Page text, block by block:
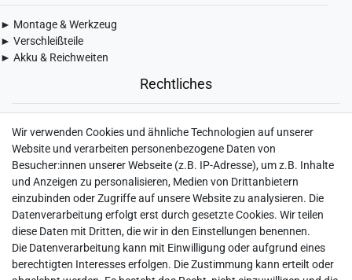
► Montage & Werkzeug
► Verschleißteile
► Akku & Reichweiten
Rechtliches
► Impressum
► Daten­schutz­erklärung
► AGB & Kundeninformation
► Barrierefreiheitserklärung
► Batterieentsorgung
► Kontakt
Mein Konto
Wir verwenden Cookies und ähnliche Technologien auf unserer
Website und verarbeiten personenbezogene Daten von
Besucher:innen unserer Webseite (z.B. IP-Adresse), um z.B. Inhalte
und Anzeigen zu personalisieren, Medien von Drittanbietern
einzubinden oder Zugriffe auf unsere Website zu analysieren. Die
Datenverarbeitung erfolgt erst durch gesetzte Cookies. Wir teilen
diese Daten mit Dritten, die wir in den Einstellungen benennen.
Die Datenverarbeitung kann mit Einwilligung oder aufgrund eines
berechtigten Interesses erfolgen. Die Zustimmung kann erteilt oder